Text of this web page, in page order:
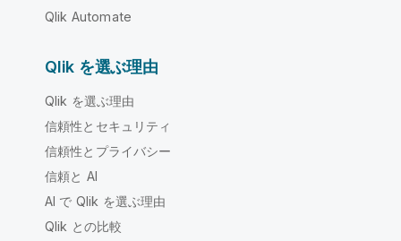
Qlik Automate
Qlik を選ぶ理由
Qlik を選ぶ理由
信頼性とセキュリティ
信頼性とプライバシー
信頼と AI
AI で Qlik を選ぶ理由
Qlik との比較